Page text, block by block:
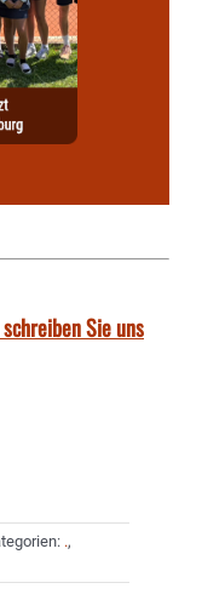
Sie uns
.,